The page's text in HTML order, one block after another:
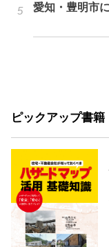
愛知・豊明市
ピックアップ書籍